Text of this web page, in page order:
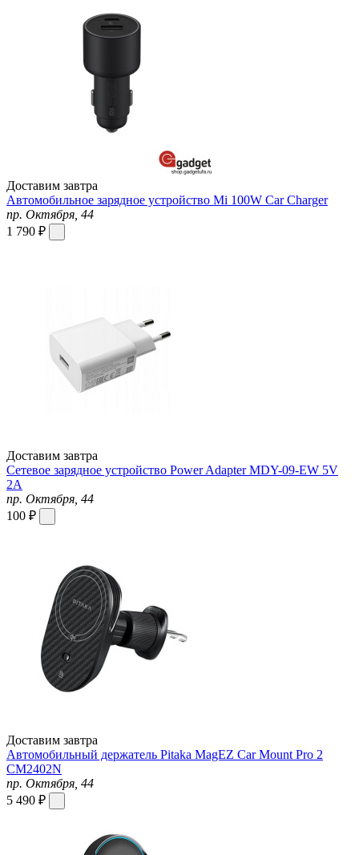
Доставим завтра
Автомобильное зарядное устройство Mi 100W Car Charger
пр. Октября, 44
1 790 ₽
Доставим завтра
Сетевое зарядное устройство Power Adapter MDY-09-EW 5V
2А
пр. Октября, 44
100 ₽
Доставим завтра
Автомобильный держатель Pitaka MagEZ Car Mount Pro 2
CM2402N
пр. Октября, 44
5 490 ₽